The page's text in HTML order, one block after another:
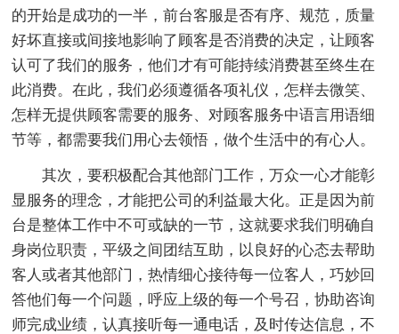
的开始是成功的一半，前台客服是否有序、规范，质量
好坏直接或间接地影响了顾客是否消费的决定，让顾客
认可了我们的服务，他们才有可能持续消费甚至终生在
此消费。在此，我们必须遵循各项礼仪，怎样去微笑、
怎样无提供顾客需要的服务、对顾客服务中语言用语细
节等，都需要我们用心去领悟，做个生活中的有心人。
其次，要积极配合其他部门工作，万众一心才能彰
显服务的理念，才能把公司的利益最大化。正是因为前
台是整体工作中不可或缺的一节，这就要求我们明确自
身岗位职责，平级之间团结互助，以良好的心态去帮助
客人或者其他部门，热情细心接待每一位客人，巧妙回
答他们每一个问题，呼应上级的每一个号召，协助咨询
师完成业绩，认真接听每一通电话，及时传达信息，不